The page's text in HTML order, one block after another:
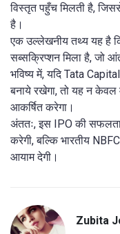
विस्तृत पहुँच मिलती है, जिससे
है।
एक उल्लेखनीय तथ्य यह है
सब्सक्रिप्शन मिला है, जो
भविष्य में, यदि Tata
बनाये रखेगा, तो यह न केवल
आकर्षित करेगा।
अंततः, इस IPO की
करेगी, बल्कि भारतीय
आयाम देगी।
Zubita